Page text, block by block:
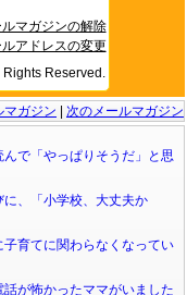
ルマガジンの解除
アドレスの変更
Reserved.
マガジン
次のメールマガジン
で「やっぱりそうだ」と思
、「小学校、大丈夫か
育てに関わらなくなってい
が怖かったママがいました